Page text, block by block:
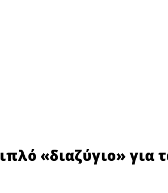
«διαζύγιο» για